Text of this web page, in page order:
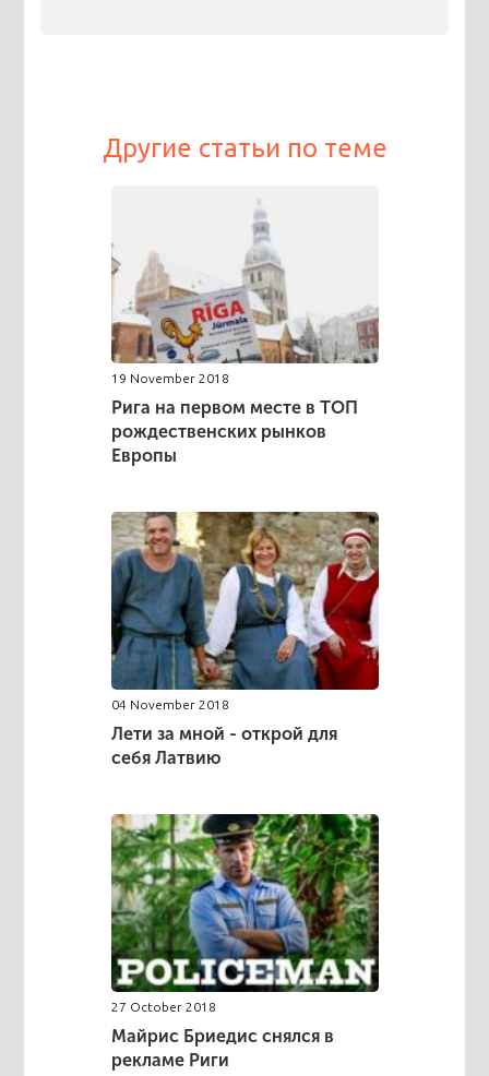
Другие статьи по теме
19 November 2018
Рига на первом месте в ТОП
рождественских рынков
Европы
04 November 2018
Лети за мной - открой для
себя Латвию
27 October 2018
Майрис Бриедис снялся в
рекламе Риги